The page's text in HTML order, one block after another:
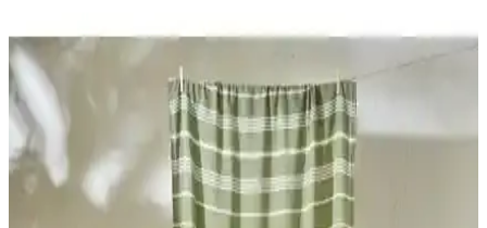
Peştamal ve Havlu Seçiminde Dikkat Edilmesi
Gerekenler: Özellikler ve Kullanım Alanları
İki farklı peştamal ve havlu ürününü detaylı karşılaştırıyoruz.
Kullanım alanları, malzeme özellikleri ve kullanıcı yorumlarıyla en
uygun seçimi yapmanıza yardımcı oluyoruz.
Bella Maison ve Green Petition Havlu ve Peştamal
Karşılaştırması: Özellikler ve Kullanıcı Yorumları